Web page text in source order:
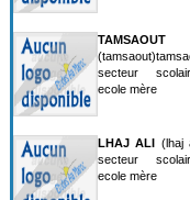
TAMSAOUT
secteur
ecole mère
LHAJ ALI (lhaj
secteur
ecole mère